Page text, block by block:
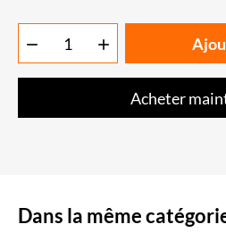
 
Acheter
Dans la même